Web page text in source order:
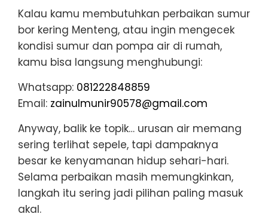
Kalau kamu membutuhkan perbaikan sumur
bor kering Menteng, atau ingin mengecek
kondisi sumur dan pompa air di rumah,
kamu bisa langsung menghubungi:
Whatsapp: 081222848859
Email: zainulmunir90578@gmail.com
Anyway, balik ke topik… urusan air memang
sering terlihat sepele, tapi dampaknya
besar ke kenyamanan hidup sehari-hari.
Selama perbaikan masih memungkinkan,
langkah itu sering jadi pilihan paling masuk
akal.